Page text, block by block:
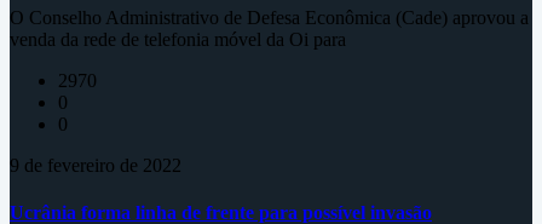
O Conselho Administrativo de Defesa Econômica (Cade) aprovou a
venda da rede de telefonia móvel da Oi para
2970
0
0
9 de fevereiro de 2022
Ucrânia forma linha de frente para possível invasão